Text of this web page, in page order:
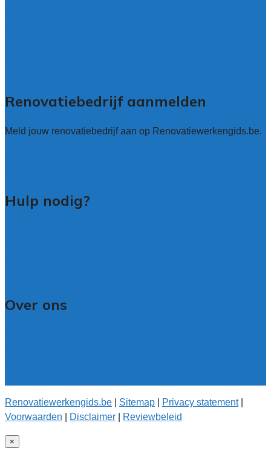
Renovatiebedrijf aanmelden
Meld jouw renovatiebedrijf aan op Renovatiewerkengids.be.
Hulp nodig?
Over ons
Renovatiewerkengids.be Sitemap Privacy statement|
Voorwaarden
Disclaimer Reviewbeleid
×